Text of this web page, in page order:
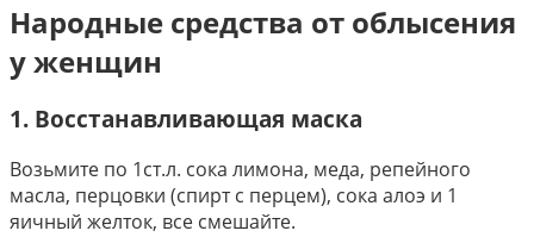
Народные средства от облысения
у женщин
1. Восстанавливающая маска
Возьмите по 1ст.л. сока лимона, меда, репейного
масла, перцовки (спирт с перцем), сока алоэ и 1
яичный желток, все смешайте.